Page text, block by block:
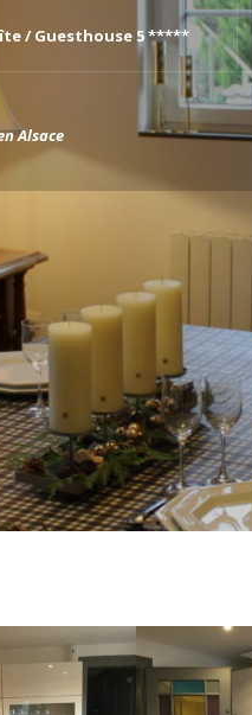
/ Guesthouse 5 *****
Alsace